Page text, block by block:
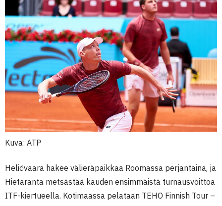
Kuva: ATP
Heliövaara hakee välieräpaikkaa Roomassa perjantaina, ja
Hietaranta metsästää kauden ensimmäistä turnausvoittoa
ITF-kiertueella. Kotimaassa pelataan TEHO Finnish Tour –